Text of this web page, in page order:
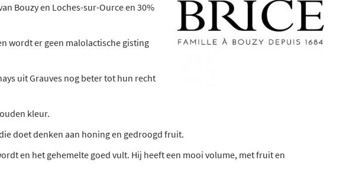
Bouzy en Loches-sur-Ource en 30%
wordt er geen malolactische gisting
uit Grauves nog beter tot hun recht
kleur.
doet denken aan honing en gedroogd fruit.
en het gehemelte goed vult. Hij heeft een mooi volume, met fruit en